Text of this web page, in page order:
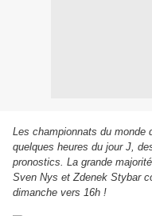
Les championnats du monde
quelques heures du jour J,
pronostics. La grande
Sven Nys et Zdenek Stybar
dimanche vers 16h !